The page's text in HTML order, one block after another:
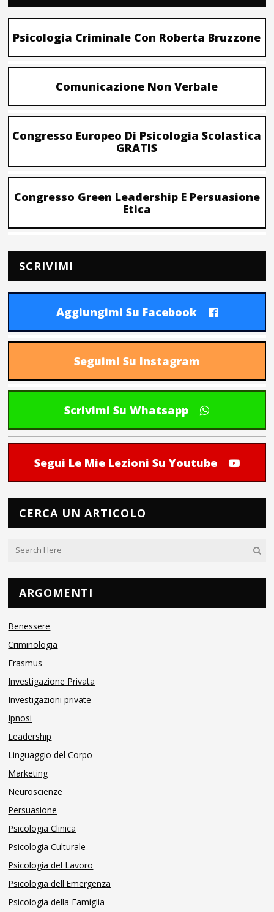
Psicologia Criminale Con Roberta Bruzzone
Comunicazione Non Verbale
Congresso Europeo Di Psicologia Scolastica
GRATIS
Congresso Green Leadership E Persuasione
Etica
SCRIVIMI
Aggiungimi Su Facebook
Seguimi Su Instagram
Scrivimi Su Whatsapp
Segui Le Mie Lezioni Su Youtube
CERCA UN ARTICOLO
ARGOMENTI
Benessere
Criminologia
Erasmus
Investigazione Privata
Investigazioni private
Ipnosi
Leadership
Linguaggio del Corpo
Marketing
Neuroscienze
Persuasione
Psicologia Clinica
Psicologia Culturale
Psicologia del Lavoro
Psicologia dell'Emergenza
Psicologia della Famiglia